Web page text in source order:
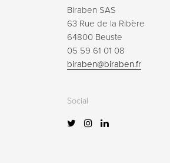
Biraben SAS
63 Rue de la Ribère
64800 Beuste
05 59 61 01 08
biraben@biraben.fr
Social